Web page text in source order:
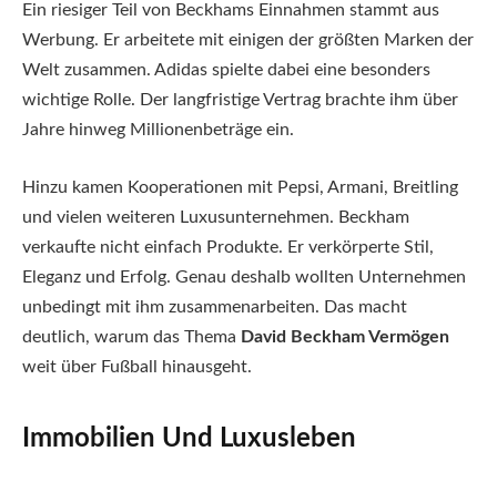
Ein riesiger Teil von Beckhams Einnahmen stammt aus
Werbung. Er arbeitete mit einigen der größten Marken der
Welt zusammen. Adidas spielte dabei eine besonders
wichtige Rolle. Der langfristige Vertrag brachte ihm über
Jahre hinweg Millionenbeträge ein.
Hinzu kamen Kooperationen mit Pepsi, Armani, Breitling
und vielen weiteren Luxusunternehmen. Beckham
verkaufte nicht einfach Produkte. Er verkörperte Stil,
Eleganz und Erfolg. Genau deshalb wollten Unternehmen
unbedingt mit ihm zusammenarbeiten. Das macht
deutlich, warum das Thema David Beckham Vermögen
weit über Fußball hinausgeht.
Immobilien Und Luxusleben